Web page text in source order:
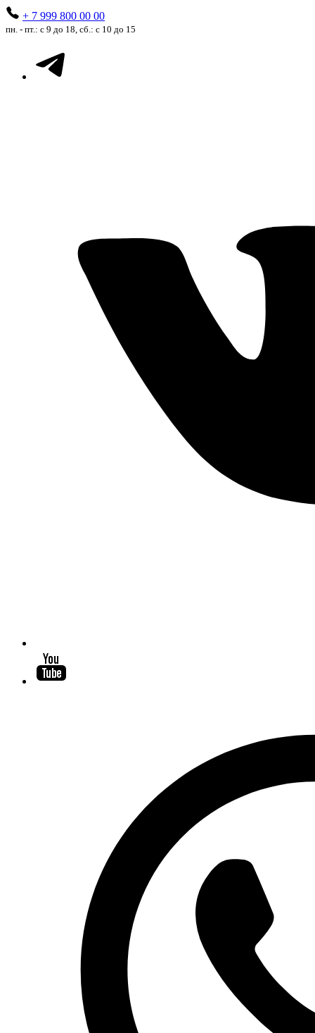
+ 7 999 800 00 00
пн. - пт.: с 9 до 18, сб.: с 10 до 15